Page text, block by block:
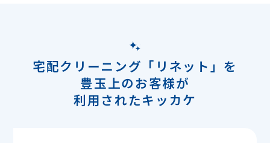
宅配クリーニング「リネット」を
豊玉上のお客様が
利用されたキッカケ